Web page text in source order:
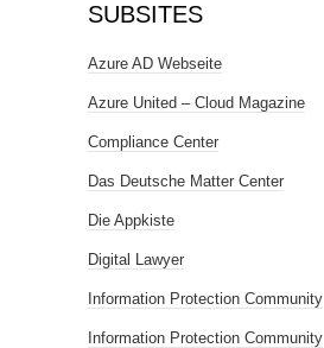
SUBSITES
Azure AD Webseite
Azure United – Cloud Magazine
Compliance Center
Das Deutsche Matter Center
Die Appkiste
Digital Lawyer
Information Protection Community
Information Protection Community